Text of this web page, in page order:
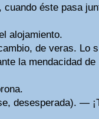
cuando éste pasa
alojamiento.
de veras. Lo
la mendacidad
desesperada). —